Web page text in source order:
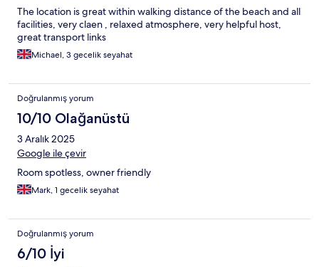
The location is great within walking distance of the beach and all
facilities, very claen , relaxed atmosphere, very helpful host,
great transport links
Michael, 3 gecelik seyahat
Doğrulanmış yorum
10/10 Olağanüstü
3 Aralık 2025
Google ile çevir
Room spotless, owner friendly
Mark, 1 gecelik seyahat
Doğrulanmış yorum
6/10 İyi